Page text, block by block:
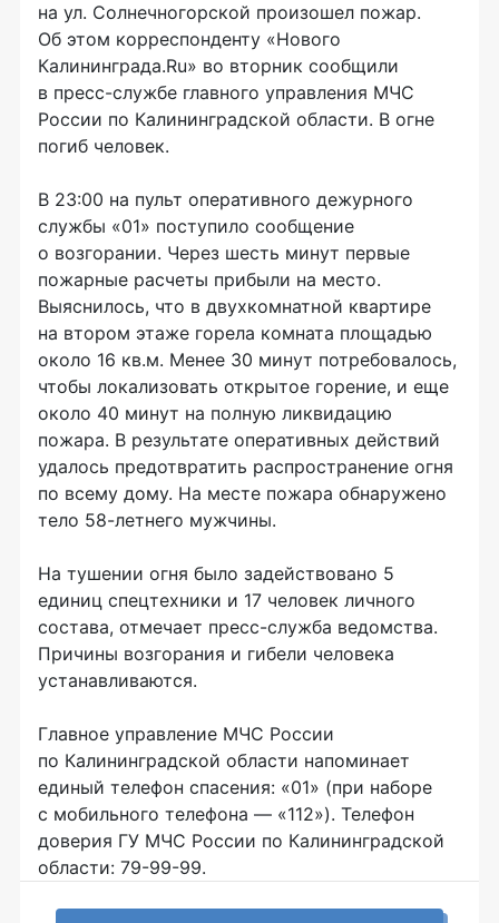
на ул. Солнечногорской произошел пожар.
Об этом корреспонденту «Нового
Калининграда.Ru» во вторник сообщили
в пресс-службе главного управления МЧС
России по Калининградской области. В огне
погиб человек.
В 23:00 на пульт оперативного дежурного
службы «01» поступило сообщение
о возгорании. Через шесть минут первые
пожарные расчеты прибыли на место.
Выяснилось, что в двухкомнатной квартире
на втором этаже горела комната площадью
около 16 кв.м. Менее 30 минут потребовалось,
чтобы локализовать открытое горение, и еще
около 40 минут на полную ликвидацию
пожара. В результате оперативных действий
удалось предотвратить распространение огня
по всему дому. На месте пожара обнаружено
тело 58-летнего мужчины.
На тушении огня было задействовано 5
единиц спецтехники и 17 человек личного
состава, отмечает пресс-служба ведомства.
Причины возгорания и гибели человека
устанавливаются.
Главное управление МЧС России
по Калининградской области напоминает
единый телефон спасения: «01» (при наборе
с мобильного телефона — «112»). Телефон
доверия ГУ МЧС России по Калининградской
области: 79-99-99.